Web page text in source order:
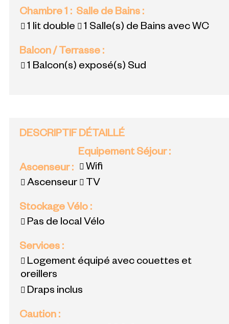
Chambre 1 :
1 lit double
Salle de Bains :
1 Salle(s) de Bains avec WC
Balcon / Terrasse :
1 Balcon(s) exposé(s) Sud
DESCRIPTIF DÉTAILLÉ
Ascenseur:
Ascenseur
Equipement Séjour:
Wifi
TV
Stockage Vélo :
Pas de local Vélo
Services :
Logement équipé avec couettes et
oreillers
Draps inclus
Caution :